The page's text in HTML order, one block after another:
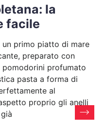
la
facile
un primo piatto di mare
preparato con
pomodorini profumato
pasta a forma di
al
proprio gli anelli